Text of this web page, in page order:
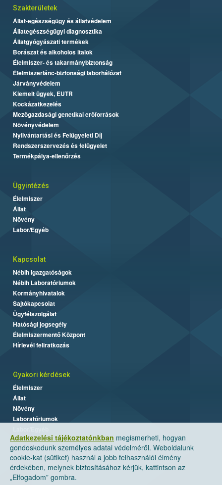
Adatkezelési tájékoztatónkban megismerheti, hogyan
gondoskodunk személyes adatai védelméről. Weboldalunk
cookie-kat (sütiket) használ a jobb felhasználói élmény
érdekében, melynek biztosításához kérjük, kattintson az
„Elfogadom” gombra.
Szakterületek
Állat-egészségügy és állatvédelem
Állategészségügyi diagnosztika
Állatgyógyászati termékek
Borászat és alkoholos italok
Élelmiszer- és takarmánybiztonság
Élelmiszerlánc-biztonsági laborhálózat
Járványvédelem
Kiemelt ügyek, EUTR
Kockázatkezelés
Mezőgazdasági genetikai erőforrások
Növényvédelem
Nyilvántartási és Felügyeleti Díj
Rendszerszervezés és felügyelet
Termékpálya-ellenőrzés
Ügyintézés
Élelmiszer
Állat
Növény
Labor/Egyéb
Kapcsolat
Nébih Igazgatóságok
Nébih Laboratóriumok
Kormányhivatalok
Sajtókapcsolat
Ügyfélszolgálat
Hatósági jogsegély
Élelmiszermentő Központ
Hírlevél feliratkozás
Gyakori kérdések
Élelmiszer
Állat
Növény
Laboratóriumok